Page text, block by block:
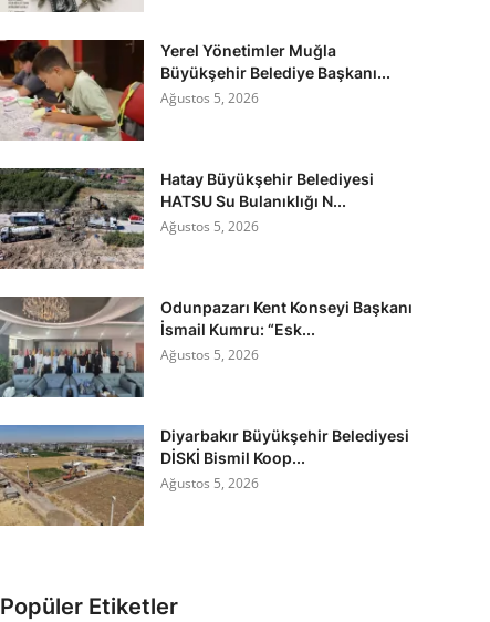
Yerel Yönetimler Muğla
Büyükşehir Belediye Başkanı...
Ağustos 5, 2026
Hatay Büyükşehir Belediyesi
HATSU Su Bulanıklığı N...
Ağustos 5, 2026
Odunpazarı Kent Konseyi Başkanı
İsmail Kumru: “Esk...
Ağustos 5, 2026
Diyarbakır Büyükşehir Belediyesi
DİSKİ Bismil Koop...
Ağustos 5, 2026
Popüler Etiketler